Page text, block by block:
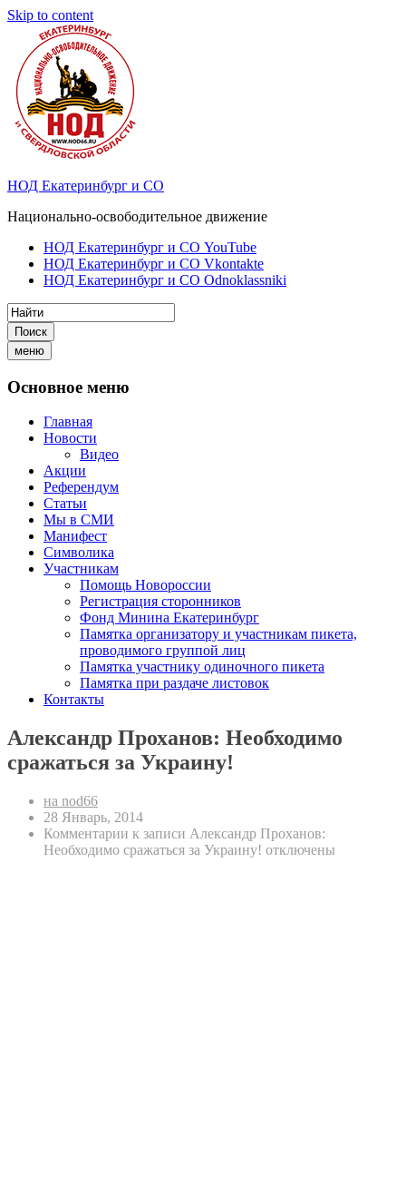
Skip to content
НОД Екатеринбург и СО
Национально-освободительное движение
НОД Екатеринбург и СО YouTube
НОД Екатеринбург и СО Vkontakte
НОД Екатеринбург и СО Odnoklassniki
Поиск
меню
Основное меню
Главная
Новости
Видео
Акции
Референдум
Статьи
Мы в СМИ
Манифест
Символика
Участникам
Помощь Новороссии
Регистрация сторонников
Фонд Минина Екатеринбург
Памятка организатору и участникам пикета,
проводимого группой лиц
Памятка участнику одиночного пикета
Памятка при раздаче листовок
Контакты
Александр Проханов: Необходимо
сражаться за Украину!
на nod66
28 Январь, 2014
Комментарии к записи Александр Проханов:
Необходимо сражаться за Украину! отключены